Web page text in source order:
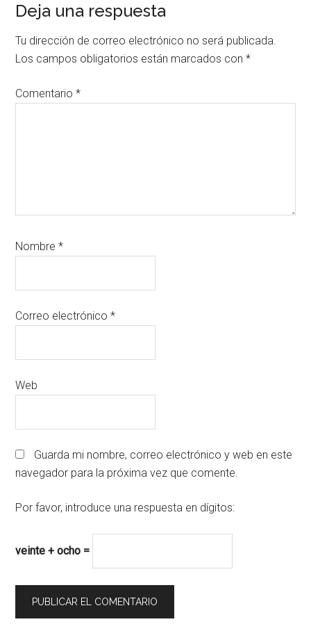
Interacciones
con
los
lectores
Deja una respuesta
Tu dirección de correo electrónico no será publicada.
Los campos obligatorios están marcados con*
Comentario*
Nombre*
Correo electrónico*
Web
Guarda mi nombre, correo electrónico y web en este
navegador para la próxima vez que comente.
Por favor, introduce una respuesta en dígitos:
veinte + ocho =